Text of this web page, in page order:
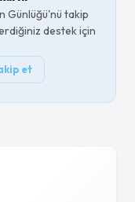
Günlüğü'nü takip
destek için
et